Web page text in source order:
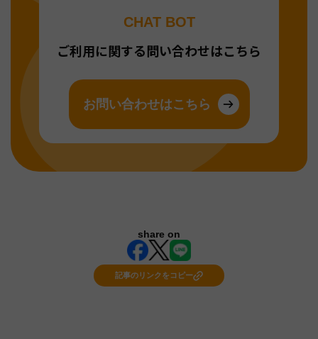
CHAT BOT
ご利用に関する問い合わせはこちら
お問い合わせはこちら
share on
記事のリンクをコピー